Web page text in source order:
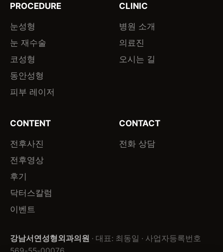
PROCEDURE
눈성형
눈 재수술
코성형
동안성형
피부 레이저
CLINIC
병원 소개
의료진
오시는 길
CONTENT
전후사진
전후영상
후기
닥터스칼럼
이벤트
CONTACT
전화 상담
강남서연성형외과의원 · 대표: 최동일 · 사업자등록번호